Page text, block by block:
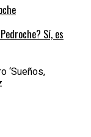
Sí, es
‘Sueños,